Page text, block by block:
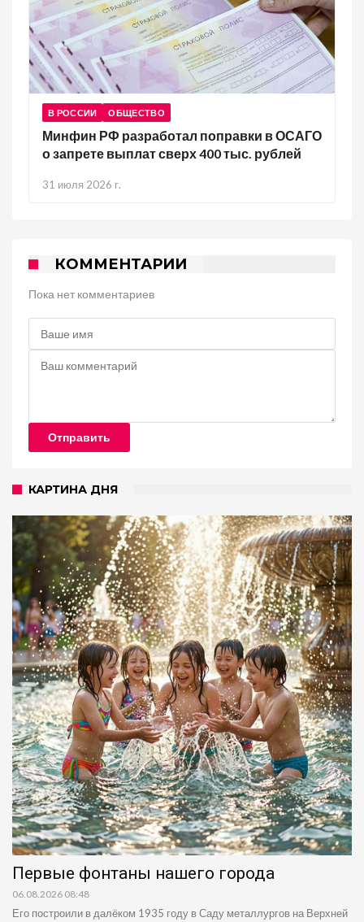
В РОССИИ ОБЩЕСТВО
Минфин РФ разработал поправки в ОСАГО
о запрете выплат сверх 400 тыс. рублей
31 июля 2026 г.
КОММЕНТАРИИ
Пока нет комментариев
Отправить
КАРТИНА ДНЯ
Первые фонтаны нашего города
06.08.2026 08:48
Его построили в далёком 1935 году в Саду металлургов на Верхней